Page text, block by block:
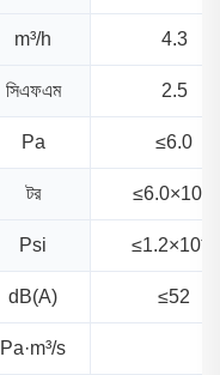
m³/h 4.3
সিএফএম 2.5
Pa ≤6.0
টর ≤6.0×10⁻²
Psi ≤1.2×10⁻⁴
dB(A) ≤52
Pa·m³/s